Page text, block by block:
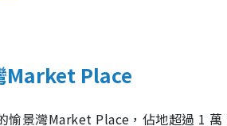
Market Place
愉景灣Market Place，佔地超過 1